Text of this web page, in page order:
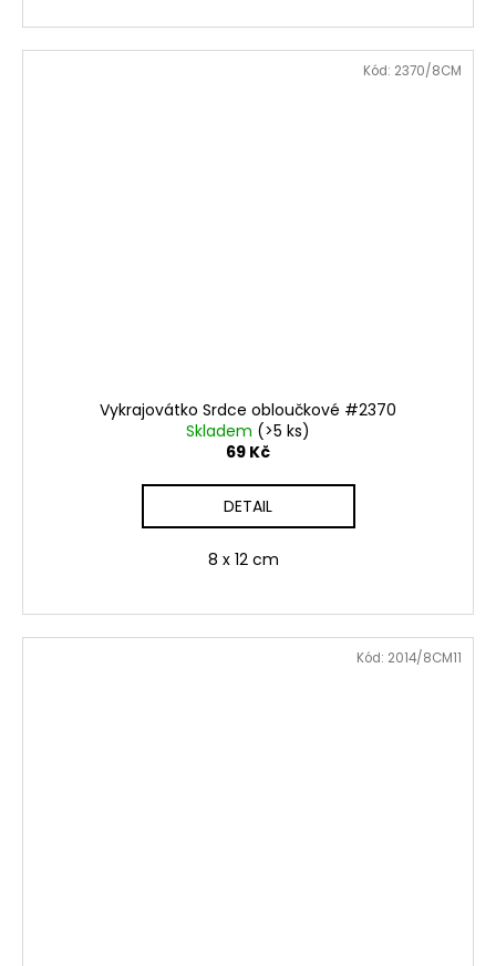
Vykrajovátko Srdce obloučkové #2370
Skladem (>5 ks)
69 Kč
DETAIL
8 x 12 cm
Kód: 2370/8CM
Kód: 2014/8CM11